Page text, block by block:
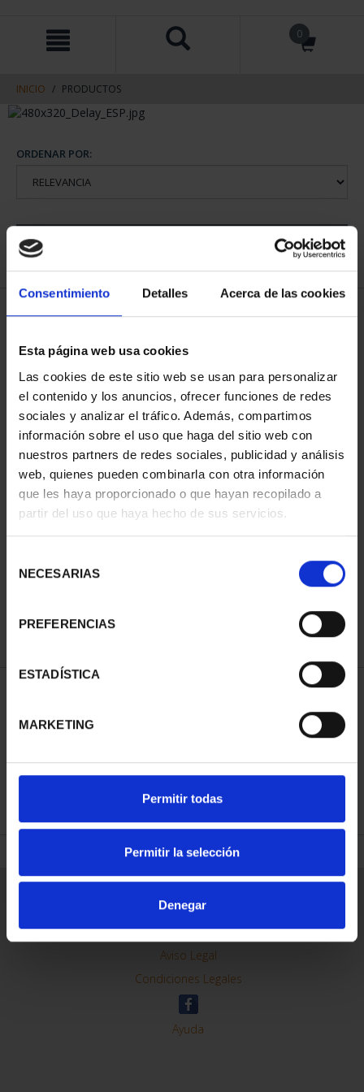
Consentimiento Detalles Acerca de las cookies
Esta página web usa cookies
Las cookies de este sitio web se usan para personalizar
el contenido y los anuncios, ofrecer funciones de redes
sociales y analizar el tráfico. Además, compartimos
información sobre el uso que haga del sitio web con
nuestros partners de redes sociales, publicidad y análisis
web, quienes pueden combinarla con otra información
que les haya proporcionado o que hayan recopilado a
partir del uso que haya hecho de sus servicios.
NECESARIAS
PREFERENCIAS
ESTADÍSTICA
MARKETING
Permitir todas
Permitir la selección
Denegar
contenido
navegacin
0
INICIO PRODUCTOS
ORDENAR POR:
1 Productos encontrados
73,00 €
REFINAR
Contacto
Preguntas Frequentes (FAQs)
Aviso Legal
Condiciones Legales
Ayuda